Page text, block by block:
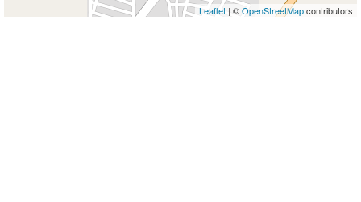
Leaflet | ©OpenStreetMapcontributors